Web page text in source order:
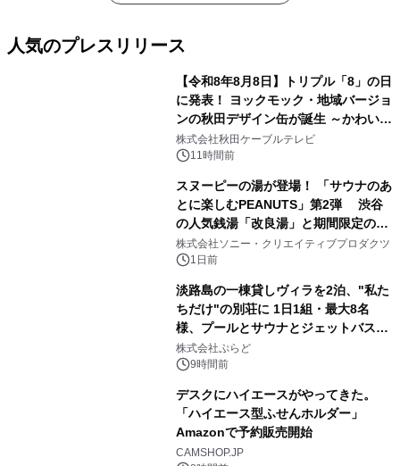
人気のプレスリリース
【令和8年8月8日】トリプル「8」の日
に発表！ ヨックモック・地域バージョ
ンの秋田デザイン缶が誕生 ～かわいい
秋田犬の子犬と秋田の四季と名所を巡
るパッケージ～ 9月1日(火)秋田県内で
株式会社秋田ケーブルテレビ
11時間前
スヌーピーの湯が登場！ 「サウナのあ
とに楽しむPEANUTS」第2弾 渋谷
の人気銭湯「改良湯」と期間限定のコ
ラボレーション サウナイキタイコラ
ボグッズも発売決定！
株式会社ソニー・クリエイティブプロダクツ
1日前
淡路島の一棟貸しヴィラを2泊、"私た
ちだけ"の別荘に 1日1組・最大8名
様、プールとサウナとジェットバス付
きで Villa Mon Temps AWAJIの連泊
素泊りプラン
株式会社ぷらど
9時間前
デスクにハイエースがやってきた。
「ハイエース型ふせんホルダー」
Amazonで予約販売開始
CAMSHOP.JP